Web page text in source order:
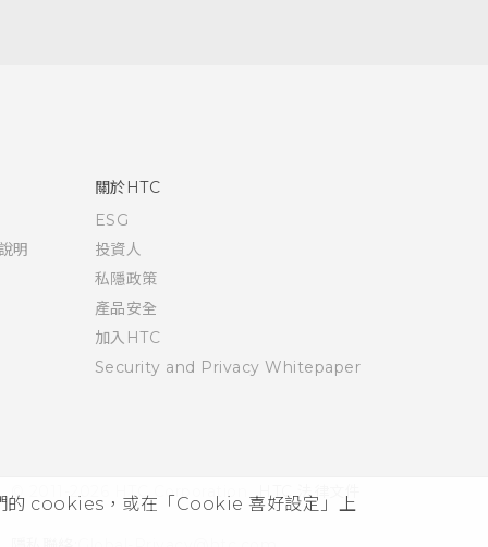
的 cookies，或在「Cookie 喜好設定」上
明
關於HTC
ESG
投資人
私隱政策
產品安全
加入HTC
Security and Privacy Whitepaper
© 2011-2026 HTC Corporation HTC 法律文件